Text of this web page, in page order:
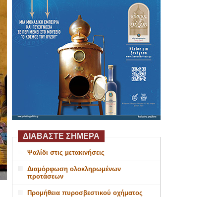
ΔΙΑΒΑΣΤΕ ΣΗΜΕΡΑ
Ψαλίδι στις μετακινήσεις
Διαμόρφωση ολοκληρωμένων
προτάσεων
Προμήθεια πυροσβεστικού οχήματος